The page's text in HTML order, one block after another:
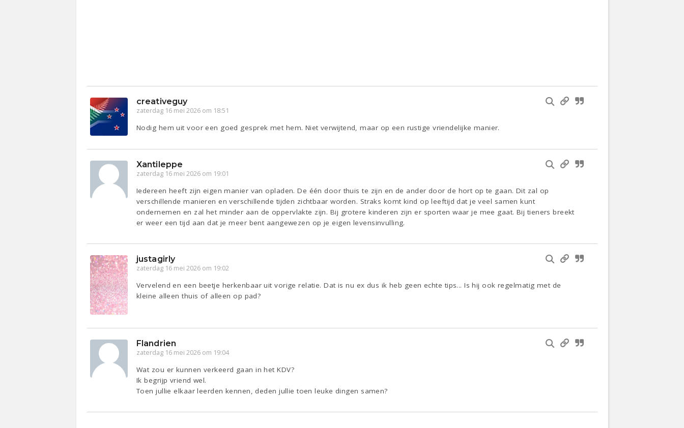
creativeguy
zaterdag 16 mei 2026 om 18:51
Nodig hem uit voor een goed gesprek met hem. Niet verwijtend, maar op een rustige vriendelijke manier.
Xantileppe
zaterdag 16 mei 2026 om 19:01
Iedereen heeft zijn eigen manier van opladen. De één door thuis te zijn en de ander door de hort op te gaan. Dit zal op
verschillende manieren en verschillende tijden zichtbaar worden. Straks komt kind op leeftijd dat je veel samen kunt
ondernemen en zal het minder aan de oppervlakte zijn. Bij grotere kinderen zijn er sporten waar je mee gaat. Bij tieners breekt
er weer een tijd aan dat je meer bent aangewezen op je eigen levensinvulling.
justagirly
zaterdag 16 mei 2026 om 19:02
Vervelend en een beetje herkenbaar uit vorige relatie. Dat is nu ex dus ik heb geen echte tips... Is hij ook regelmatig met de
kleine alleen thuis of alleen op pad?
Flandrien
zaterdag 16 mei 2026 om 19:04
Wat zou er kunnen verkeerd gaan in het KDV?
Ik begrijp vriend wel.
Toen jullie elkaar leerden kennen, deden jullie toen leuke dingen samen?